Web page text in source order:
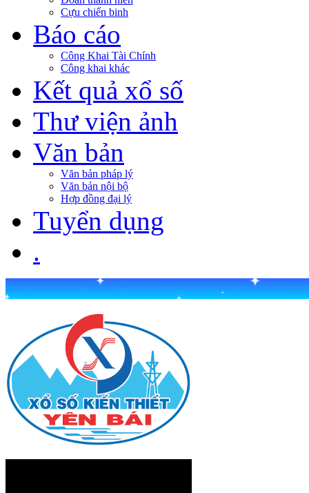
Cựu chiến binh
Báo cáo
Công Khai Tài Chính
Công khai khác
Kết quả xổ số
Thư viện ảnh
Văn bản
Văn bản pháp lý
Văn bản nội bộ
Hợp đồng đại lý
Tuyển dụng
.